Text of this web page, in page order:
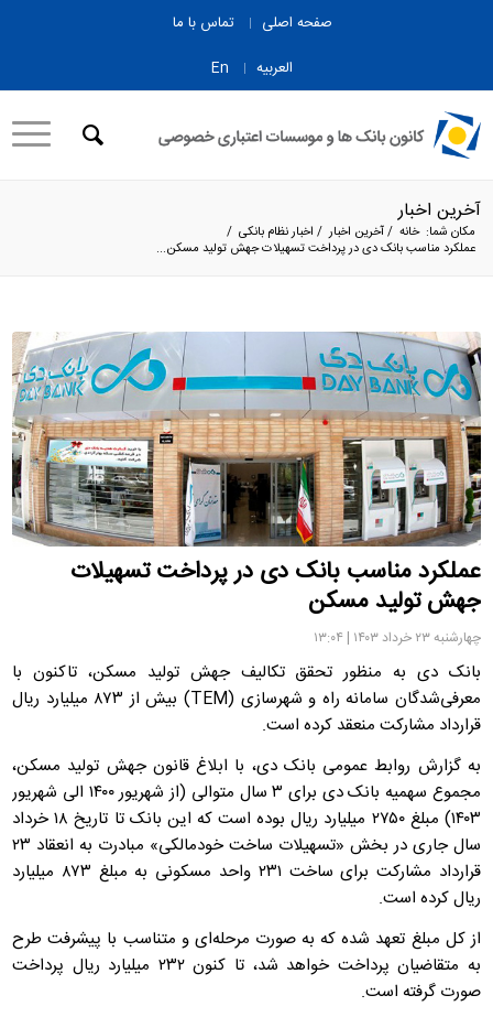
صفحه اصلی
تماس با ما
العربیه
En
آخرین اخبار
مکان شما: خانه /آخرین اخبار / اخبار نظام بانکی /
عملکرد مناسب بانک دی در پرداخت تسهیلات جهش تولید مسکن...
عملکرد مناسب بانک دی در پرداخت تسهیلات
جهش تولید مسکن
چهارشنبه ۲۳ خرداد ۱۴۰۳ | ۱۳:۰۴
بانک دی به منظور تحقق تکالیف جهش تولید مسکن، تاکنون با
معرفی‌شدگان سامانه راه و شهرسازی (TEM) بیش از ۸۷۳ میلیارد ریال
قرارداد مشارکت منعقد کرده است.
به گزارش روابط‌ عمومی بانک دی، با ابلاغ قانون جهش تولید مسکن،
مجموع سهمیه بانک دی برای ۳ سال متوالی (از شهریور ۱۴۰۰ الی شهریور
۱۴۰۳) مبلغ ۲۷۵۰ میلیارد ریال بوده است که این بانک تا تاریخ ۱۸ خرداد
سال جاری در بخش «تسهیلات ساخت خودمالکی» مبادرت به انعقاد ۲۳
قرارداد مشارکت برای ساخت ۲۳۱ واحد مسکونی به مبلغ ۸۷۳ میلیارد
ریال کرده است.
از کل مبلغ تعهد شده که به صورت مرحله‌ای و متناسب با پیشرفت طرح
به متقاضیان پرداخت خواهد شد، تا کنون ۲۳۲ میلیارد ریال پرداخت
صورت گرفته است.